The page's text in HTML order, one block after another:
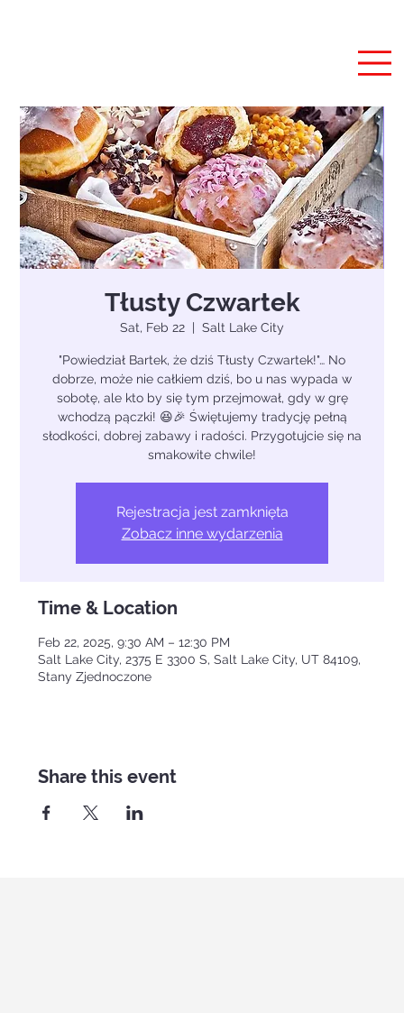
Tłusty Czwartek
Sat, Feb 22
  |
Salt Lake City
"Powiedział Bartek, że dziś Tłusty Czwartek!"… No
dobrze, może nie całkiem dziś, bo u nas wypada w
sobotę, ale kto by się tym przejmował, gdy w grę
wchodzą pączki! 😆🎉 Świętujemy tradycję pełną
słodkości, dobrej zabawy i radości. Przygotujcie się na
smakowite chwile!
Rejestracja jest zamknięta
Zobacz inne wydarzenia
Time & Location
Feb 22, 2025, 9:30 AM – 12:30 PM
Salt Lake City, 2375 E 3300 S, Salt Lake City, UT 84109,
Stany Zjednoczone
Share this event